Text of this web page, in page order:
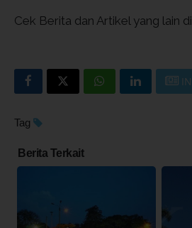
Cek Berita dan Artikel yang lain di
Tag
Berita Terkait